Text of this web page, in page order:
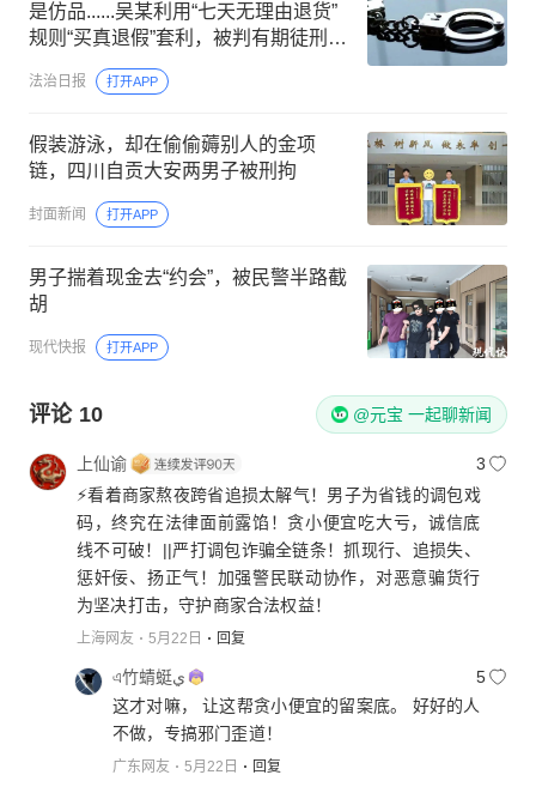
是仿品......吴某利用“七天无理由退货”
规则“买真退假”套利，被判有期徒刑二
年，缓刑二年
法治日报 打开APP
假装游泳，却在偷偷薅别人的金项
链，四川自贡大安两男子被刑拘
封面新闻 打开APP
男子揣着现金去“约会”，被民警半路截
胡
现代快报 打开APP
评论 10 @元宝 一起聊新闻
上仙谕
3
⚡️看着商家熬夜跨省追损太解气！男子为省钱的调包戏
码，终究在法律面前露馅！贪小便宜吃大亏，诚信底
线不可破！||严打调包诈骗全链条！抓现行、追损失、
惩奸佞、扬正气！加强警民联动协作，对恶意骗货行
为坚决打击，守护商家合法权益！
上海网友 5月22日 回复
এ竹蜻蜓ي
5
这才对嘛， 让这帮贪小便宜的留案底。 好好的人
不做，专搞邪门歪道！
广东网友 5月22日 回复